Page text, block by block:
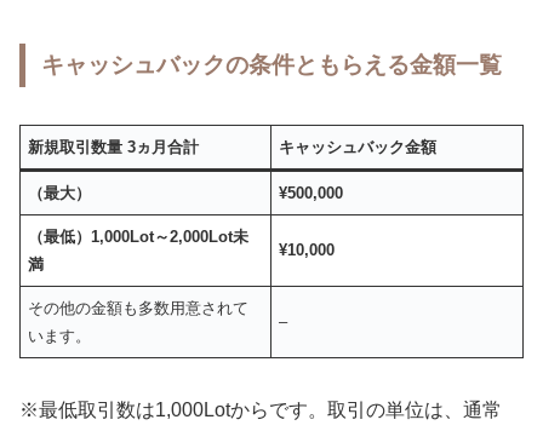
キャッシュバックの条件ともらえる金額一覧
新規取引数量 3ヵ月合計 キャッシュバック金額
（最大） ¥500,000
（最低）1,000Lot～2,000Lot未
満
¥10,000
その他の金額も多数用意されて
います。
–
※最低取引数は1,000Lotからです。取引の単位は、通常